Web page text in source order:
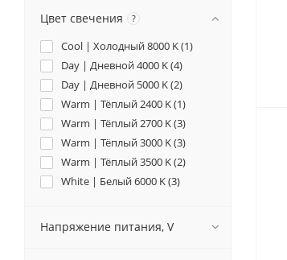
Цвет свечения ?
Cool | Холодный 8000 K (1)
Day | Дневной 4000 K (4)
Day | Дневной 5000 K (2)
Warm | Тёплый 2400 K (1)
Warm | Тёплый 2700 K (3)
Warm | Тёплый 3000 K (3)
Warm | Тёплый 3500 K (2)
White | Белый 6000 K (3)
Напряжение питания, V